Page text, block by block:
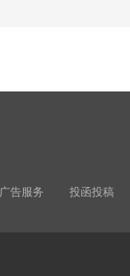
广告服务 投函投稿